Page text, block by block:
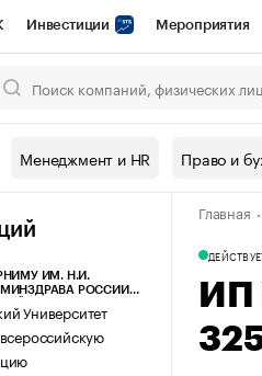
Инвестиции Мероприятия
Конференции СПб
Рынок наличной
Менеджмент и HR Право и
ИМ. Н.И.
РОССИИ
Университет
Главная
ИП